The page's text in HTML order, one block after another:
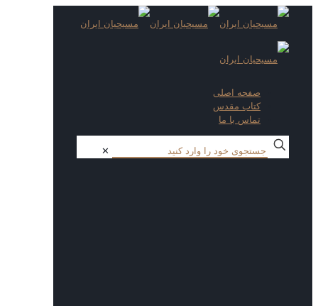
صفحه اصلی
کتاب مقدس
تماس با ما
✕